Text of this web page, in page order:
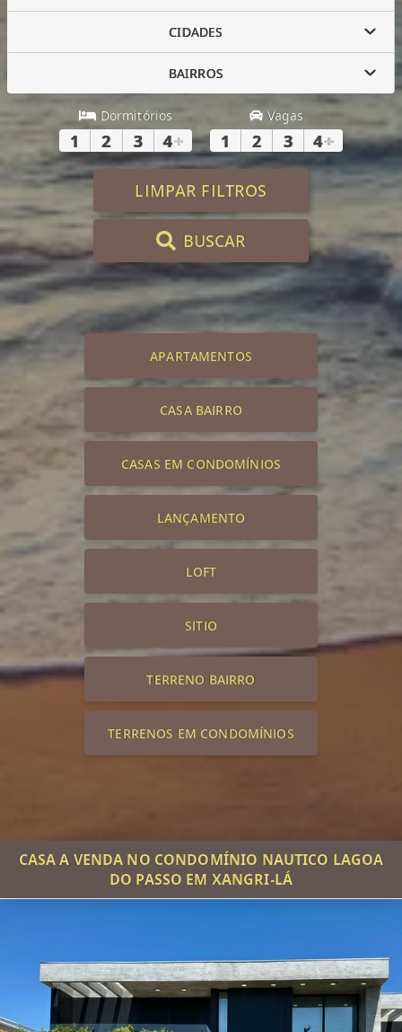
CIDADES
BAIRROS
Dormitórios
1 2 3 4+
Vagas
1 2 3 4+
LIMPAR FILTROS
BUSCAR
APARTAMENTOS
CASA BAIRRO
CASAS EM CONDOMÍNIOS
LANÇAMENTO
LOFT
SITIO
TERRENO BAIRRO
TERRENOS EM CONDOMÍNIOS
CASA A VENDA NO CONDOMÍNIO NAUTICO LAGOA
DO PASSO EM XANGRI-LÁ